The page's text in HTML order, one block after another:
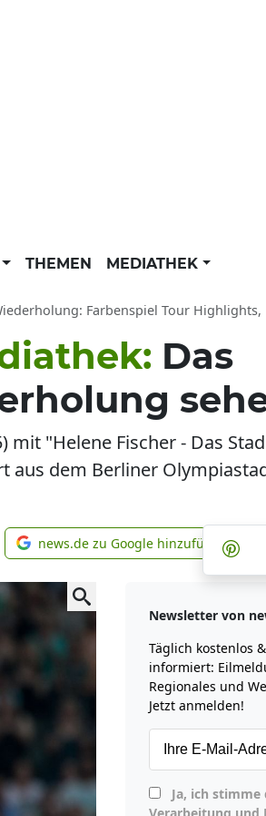
THEMEN MEDIATHEK
Farbenspiel Tour Highlights, Doku
Das
mit "Helene Fischer - Das
aus dem Berliner
news.de zu Google
news.de zu Google hinzufügen
Newsletter von
Täglich kostenlos
informiert:
Regionales und
Jetzt anmelden!